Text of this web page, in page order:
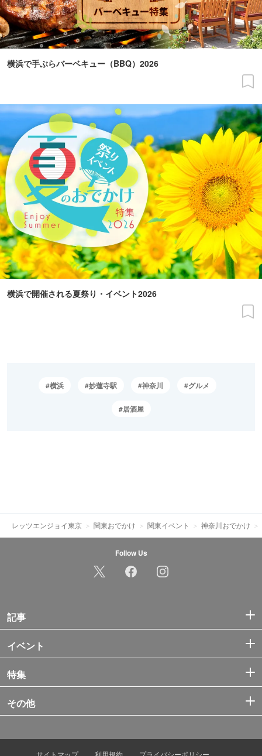
横浜で手ぶらバーベキュー（BBQ）2026
横浜で開催される夏祭り・イベント2026
横浜 妙蓮寺駅 神奈川 グルメ
居酒屋
レッツエンジョイ東京 関東おでかけ 関東イベント 神奈川おでかけ
Follow Us
記事
イベント
特集
その他
サイトマップ 利用規約 プライバシーポリシー